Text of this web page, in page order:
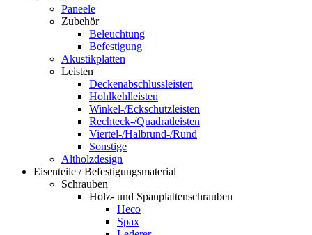
Paneele
Zubehör
Beleuchtung
Befestigung
Akustikplatten
Leisten
Deckenabschlussleisten
Hohlkehlleisten
Winkel-/Eckschutzleisten
Rechteck-/Quadratleisten
Viertel-/Halbrund-/Rund
Sonstige
Altholzdesign
Eisenteile / Befestigungsmaterial
Schrauben
Holz- und Spanplattenschrauben
Heco
Spax